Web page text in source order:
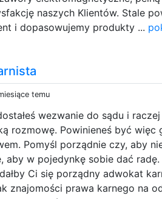
naszych Klientów. Stale
i dopasowujemy produkty ...
temu
wezwanie do sądu i
rozmowę. Powinieneś być więc
Pomyśl porządnie czy, aby
aby w pojedynkę sobie dać
Ci się porządny adwokat
znajomości prawa karnego na